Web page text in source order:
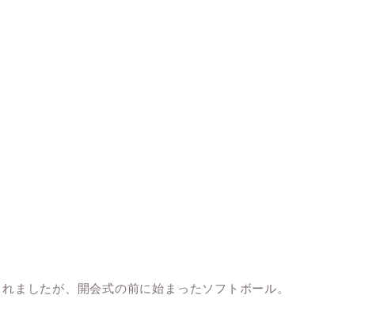
ましたが、開会式の前に始まったソフトボール。